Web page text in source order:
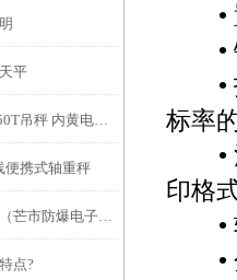
平
源汇5吨地磅 牧野50T吊秤 内黄电子天平
便携式轴重秤
永平本安型防爆秤（芒市防爆电子磅）临沧30吨地磅）水富吊秤
点?
•
•
•
标率
•
印格
•
•